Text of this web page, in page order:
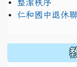
整潔秩序
仁和國中退休